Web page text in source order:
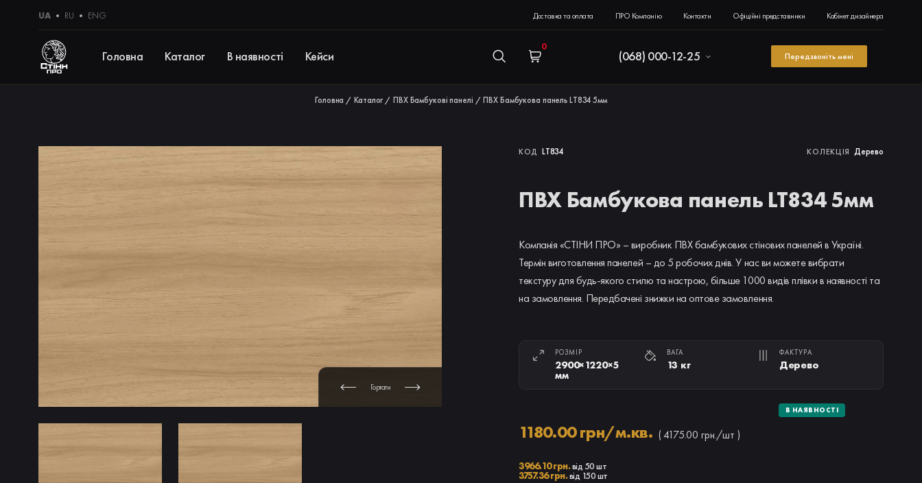
UA RU ENG Доставка та оплата ПРО Компанію Контакти Офіційні представники Кабінет дизайнера
Головна Каталог В наявності Кейси
0
(068) 000-12-25 Передзвоніть мені
Головна / Каталог / ПВХ Бамбукові панелі / ПВХ Бамбукова панель LT834 5мм
Гортати
КОД LT834 КОЛЕКЦІЯ Дерево
ПВХ Бамбукова панель LT834 5мм
Компанія «СТІНИ ПРО» – виробник ПВХ бамбукових стінових панелей в Україні.
Термін виготовлення панелей – до 5 робочих днів. У нас ви можете вибрати
текстуру для будь-якого стилю та настрою, більше 1000 видів плівки в наявності та
на замовлення. Передбачені знижки на оптове замовлення.
РОЗМІР
2900×1220×5
мм
ВАГА
13 кг
ФАКТУРА
Дерево
1180.00 грн/м.кв. ( 4175.00 грн./шт )
В НАЯВНОСТІ
3966.10 грн.від 50 шт
3757.36 грн.від 150 шт